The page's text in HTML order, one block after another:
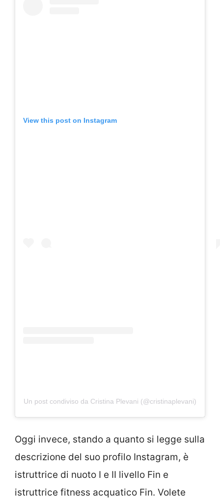
View this post on Instagram
Un post condiviso da Cristina Plevani (@cristinaplevani)
Oggi invece, stando a quanto si legge sulla
descrizione del suo profilo Instagram, è
istruttrice di nuoto I e II livello Fin e
istruttrice fitness acquatico Fin. Volete